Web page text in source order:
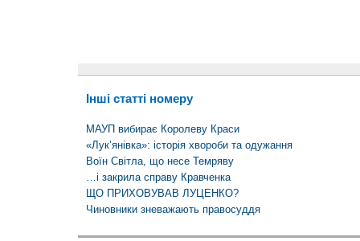
Інші статті номеру
МАУП вибирає Королеву Краси
«Лук’янівка»: історія хвороби та одужання
Воїн Світла, що несе Темряву
…і закрила справу Кравченка
ЩО ПРИХОВУВАВ ЛУЦЕНКО?
Чиновники зневажають правосуддя